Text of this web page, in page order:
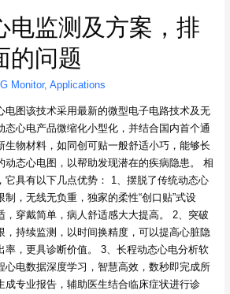
电监测及方案，排
的问题
Monitor, Applications
电图该技术采用最新的微型电子电路技术及无
态心电产品微缩化小型化，并结合国内首个通
生物材料，如同创可贴一般舒适小巧，能够长
动态心电图，以帮助发现潜在的疾病隐患。 相
它具有以下几点优势： 1、摆脱了传统动态心
，无线无负重，独家的柔性“创口贴”式设
，穿戴简单，病人舒适感大大提高。 2、突破
，持续监测，以时间换精度，可以提高心脏隐
率，更具诊断价值。 3、长程动态心电分析软
心电数据深度学习，智慧高效，数秒即完成所
成专业报告，辅助医生结合临床症状进行诊